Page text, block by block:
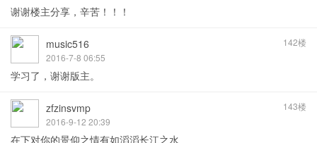
谢谢楼主分享，辛苦！！！
142楼
music516
2016-7-8 06:55
学习了，谢谢版主。
143楼
zfzinsvmp
2016-9-12 20:39
在下对你的景仰之情有如滔滔长江之水